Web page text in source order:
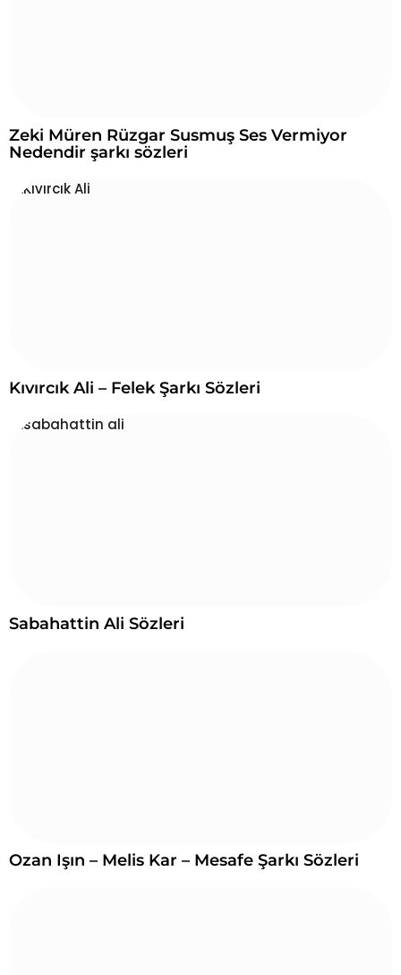
Zeki Müren Rüzgar Susmuş Ses Vermiyor
Nedendir şarkı sözleri
Kıvırcık Ali – Felek Şarkı Sözleri
Sabahattin Ali Sözleri
Ozan Işın – Melis Kar – Mesafe Şarkı Sözleri